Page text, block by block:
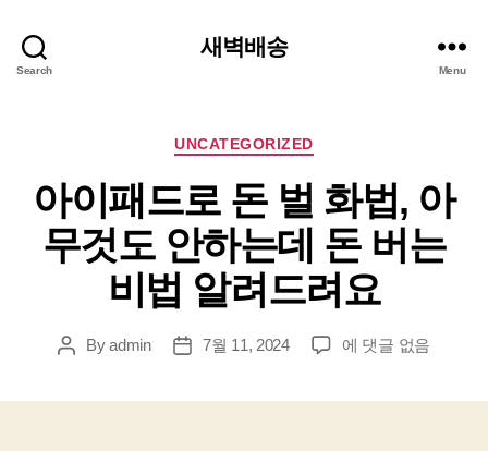
Search
새벽배송
Menu
Categories
UNCATEGORIZED
아이패드로 돈 벌 화법, 아
무것도 안하는데 돈 버는
비법 알려드려요
PostByadmin
Post7월 11, 2024
아
에 댓글 없음